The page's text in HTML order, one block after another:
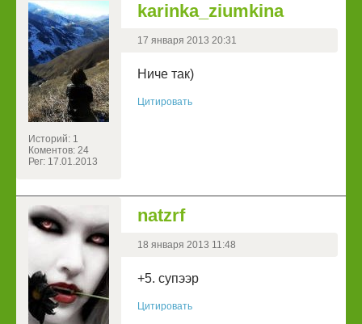
Историй: 1
Коментов: 24
Рег: 17.01.2013
karinka_ziumkina
17 января 2013 20:31
Ниче так)
Цитировать
natzrf
18 января 2013 11:48
+5. супээр
Цитировать